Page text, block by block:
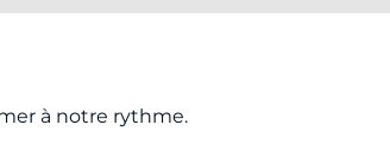
à notre rythme.